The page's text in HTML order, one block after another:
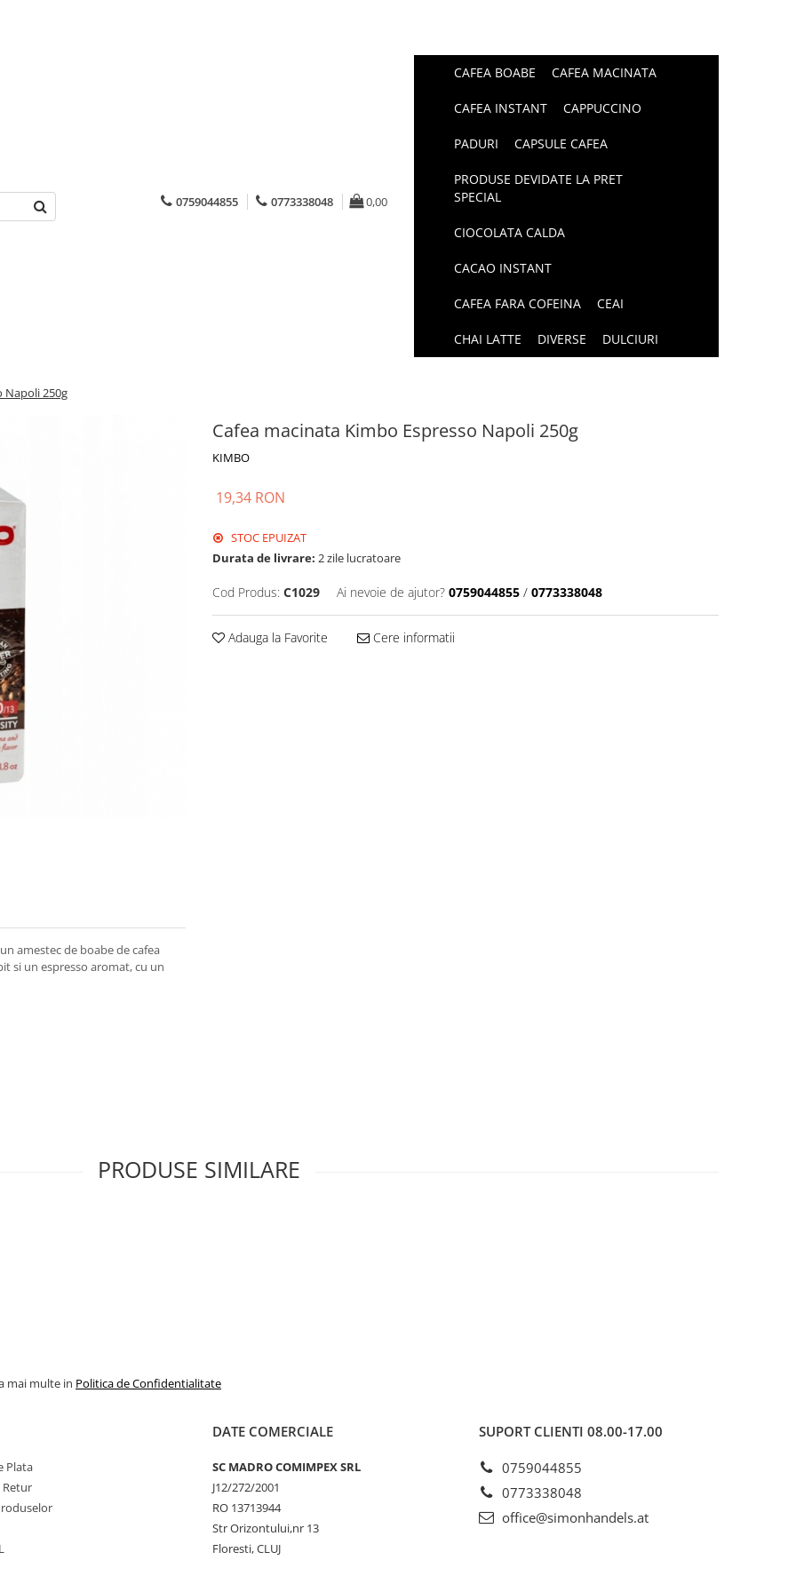
0759044855 0773338048 0,00
CAFEA BOABE CAFEA MACINATA
CAFEA INSTANT CAPPUCCINO
PADURI CAPSULE CAFEA
PRODUSE DEVIDATE LA PRET
SPECIAL
CIOCOLATA CALDA
CACAO INSTANT
CAFEA FARA COFEINA CEAI
CHAI LATTE DIVERSE DULCIURI
Napoli 250g
Cafea macinata Kimbo Espresso Napoli 250g
KIMBO
19,34 RON
STOC EPUIZAT
Durata de livrare: 2 zile lucratoare
Cod Produs: C1029 Ai nevoie de ajutor? 0759044855 / 0773338048
Adauga la Favorite Cere informatii
amestec de boabe de cafea
si un espresso aromat, cu un
PRODUSE SIMILARE
mai multe in Politica de Confidentialitate
Plata
Retur
DATE COMERCIALE
SC MADRO COMIMPEX SRL
J12/272/2001
RO 13713944
Str Orizontului,nr 13
Floresti, CLUJ
SUPORT CLIENTI 08.00-17.00
0759044855
0773338048
office@simonhandels.at